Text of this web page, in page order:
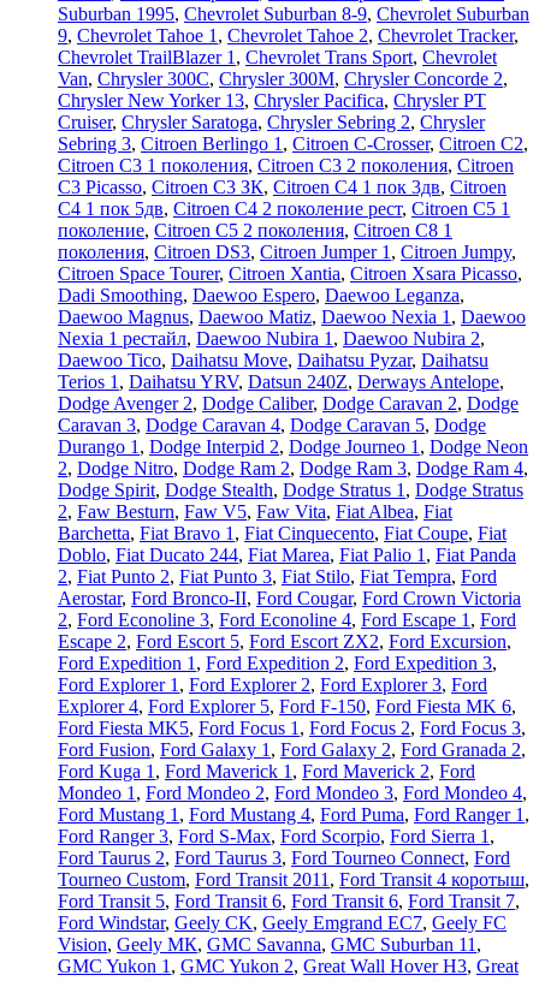
Suburban 1995, Chevrolet Suburban 8-9, Chevrolet Suburban
9, Chevrolet Tahoe 1 , Chevrolet Tahoe 2, Chevrolet Tracker,
Chevrolet TrailBlazer 1 , Chevrolet Trans Sport, Chevrolet
Van, Chrysler 300C, Chrysler 300M, Chrysler Concorde 2,
Chrysler New Yorker 13, Chrysler Pacifica, Chrysler PT
Cruiser, Chrysler Saratoga, Chrysler Sebring 2, Chrysler
Sebring 3, Citroen Berlingo 1 , Citroen C-Crosser, Citroen C2,
Citroen C3 1 поколения, Citroen C3 2 поколения, Citroen
C3 Picasso, Citroen C3 ЗК, Citroen C4 1 пок 3дв, Citroen
C4 1 пок 5дв, Citroen C4 2 поколение рест, Citroen C5 1
поколение, Citroen C5 2 поколения, Citroen C8 1
поколения, Citroen DS3, Citroen Jumper 1 , Citroen Jumpy,
Citroen Space Tourer, Citroen Xantia, Citroen Xsara Picasso,
Dadi Smoothing, Daewoo Espero, Daewoo Leganza,
Daewoo Magnus, Daewoo Matiz, Daewoo Nexia 1 , Daewoo
Nexia 1 рестайл, Daewoo Nubira 1 , Daewoo Nubira 2,
Daewoo Tico, Daihatsu Move, Daihatsu Pyzar, Daihatsu
Terios 1 , Daihatsu YRV, Datsun 240Z, Derways Antelope,
Dodge Avenger 2, Dodge Caliber, Dodge Caravan 2, Dodge
Caravan 3, Dodge Caravan 4, Dodge Caravan 5, Dodge
Durango 1 , Dodge Interpid 2, Dodge Journeo 1 , Dodge Neon
2, Dodge Nitro, Dodge Ram 2, Dodge Ram 3, Dodge Ram 4,
Dodge Spirit, Dodge Stealth, Dodge Stratus 1 , Dodge Stratus
2, Faw Besturn, Faw V5, Faw Vita, Fiat Albea, Fiat
Barchetta, Fiat Bravo 1 , Fiat Cinquecento, Fiat Coupe, Fiat
Doblo, Fiat Ducato 244, Fiat Marea, Fiat Palio 1 , Fiat Panda
2, Fiat Punto 2, Fiat Punto 3, Fiat Stilo, Fiat Tempra, Ford
Aerostar, Ford Bronco-II, Ford Cougar, Ford Crown Victoria
2, Ford Econoline 3, Ford Econoline 4, Ford Escape 1 , Ford
Escape 2, Ford Escort 5, Ford Escort ZX2, Ford Excursion,
Ford Expedition 1 , Ford Expedition 2, Ford Expedition 3,
Ford Explorer 1 , Ford Explorer 2, Ford Explorer 3, Ford
Explorer 4, Ford Explorer 5, Ford F-150, Ford Fiesta MK 6,
Ford Fiesta MK5, Ford Focus 1 , Ford Focus 2, Ford Focus 3,
Ford Fusion, Ford Galaxy 1 , Ford Galaxy 2, Ford Granada 2,
Ford Kuga 1 , Ford Maverick 1 , Ford Maverick 2, Ford
Mondeo 1 , Ford Mondeo 2, Ford Mondeo 3, Ford Mondeo 4,
Ford Mustang 1 , Ford Mustang 4, Ford Puma, Ford Ranger 1 ,
Ford Ranger 3, Ford S-Max, Ford Scorpio, Ford Sierra 1 ,
Ford Taurus 2, Ford Taurus 3, Ford Tourneo Connect, Ford
Tourneo Custom, Ford Transit 2011 , Ford Transit 4 коротыш,
Ford Transit 5, Ford Transit 6, Ford Transit 6, Ford Transit 7,
Ford Windstar, Geely CK, Geely Emgrand EC7, Geely FC
Vision, Geely МК, GMC Savanna, GMC Suburban 11 ,
GMC Yukon 1 , GMC Yukon 2, Great Wall Hover H3, Great